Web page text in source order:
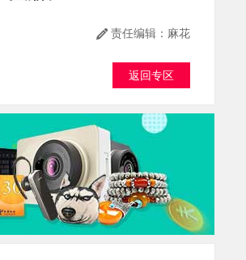
责任编辑：麻花
返回专区